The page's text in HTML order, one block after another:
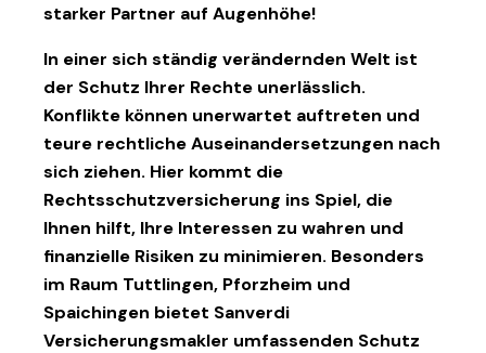
starker Partner auf Augenhöhe!
In einer sich ständig verändernden Welt ist
der Schutz Ihrer Rechte unerlässlich.
Konflikte können unerwartet auftreten und
teure rechtliche Auseinandersetzungen nach
sich ziehen. Hier kommt die
Rechtsschutzversicherung ins Spiel, die
Ihnen hilft, Ihre Interessen zu wahren und
finanzielle Risiken zu minimieren. Besonders
im Raum Tuttlingen, Pforzheim und
Spaichingen bietet Sanverdi
Versicherungsmakler umfassenden Schutz